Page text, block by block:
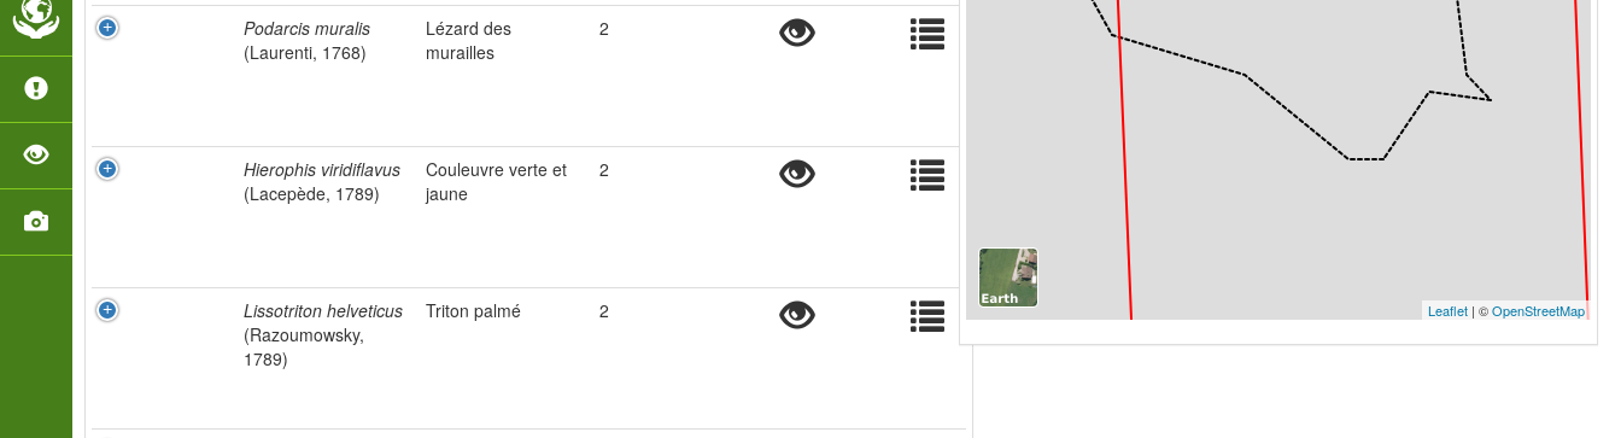
Podarcis muralis
(Laurenti, 1768)
Lézard des
murailles
2
Hierophis viridiflavus
(Lacepède, 1789)
Couleuvre verte et
jaune
2
Lissotriton helveticus
(Razoumowsky,
1789)
Triton palmé 2 Leaflet| ©OpenStreetMap